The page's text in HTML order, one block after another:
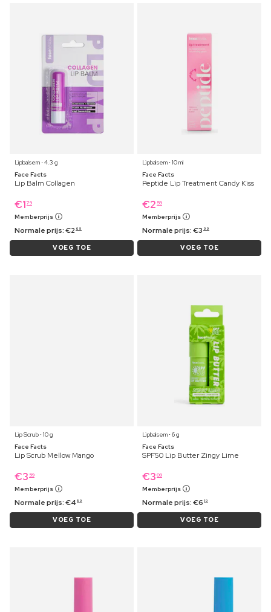
Lipbalsem ⋅ 4.3 g
Face Facts
Lip Balm Collagen
€1 79
Memberprijs
Normale prijs:€2 69
VOEG TOE
Lipbalsem ⋅ 10 ml
Face Facts
Peptide Lip Treatment Candy Kiss
€2 59
Memberprijs
Normale prijs:€3 99
VOEG TOE
Lip Scrub ⋅ 10 g
Face Facts
Lip Scrub Mellow Mango
€3 59
Memberprijs
Normale prijs:€4 59
VOEG TOE
Lipbalsem ⋅ 6 g
Face Facts
SPF50 Lip Butter Zingy Lime
€3 09
Memberprijs
Normale prijs:€6 19
VOEG TOE